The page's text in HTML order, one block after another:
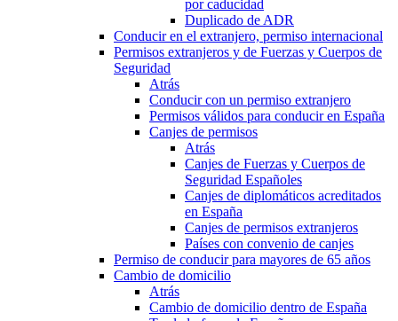
por caducidad
Duplicado de ADR
Conducir en el extranjero, permiso internacional
Permisos extranjeros y de Fuerzas y Cuerpos de
Seguridad
Atrás
Conducir con un permiso extranjero
Permisos válidos para conducir en España
Canjes de permisos
Atrás
Canjes de Fuerzas y Cuerpos de
Seguridad Españoles
Canjes de diplomáticos acreditados
en España
Canjes de permisos extranjeros
Países con convenio de canjes
Permiso de conducir para mayores de 65 años
Cambio de domicilio
Atrás
Cambio de domicilio dentro de España